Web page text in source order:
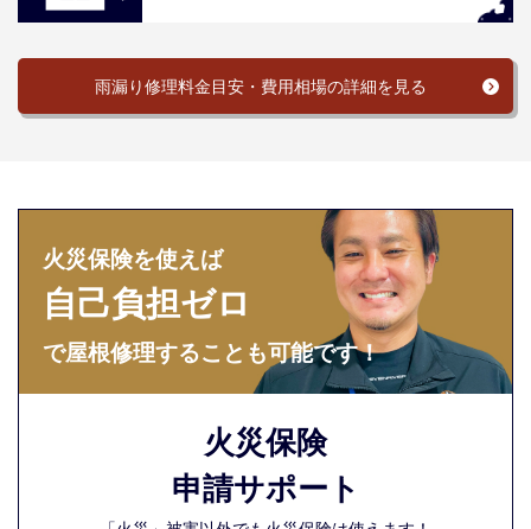
雨漏り修理料金目安・費用相場の詳細を見る
火災保険を使えば
自己負担ゼロ
で屋根修理することも可能です！
火災保険
申請サポート